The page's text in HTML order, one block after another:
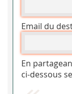
Email du
En
ci-dessous